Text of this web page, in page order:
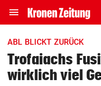
menu Navigation
ein-/ausklappen
account_circle Anmelden
ABL BLICKT ZURÜCK
Trofaiachs
wirklich viel